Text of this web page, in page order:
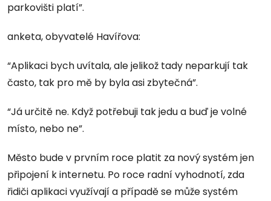
parkovišti platí”.
anketa, obyvatelé Havířova:
“Aplikaci bych uvítala, ale jelikož tady neparkují tak
často, tak pro mě by byla asi zbytečná”.
“Já určitě ne. Když potřebuji tak jedu a buď je volné
místo, nebo ne”.
Město bude v prvním roce platit za nový systém jen
připojení k internetu. Po roce radní vyhodnotí, zda
řidiči aplikaci využívají a případě se může systém